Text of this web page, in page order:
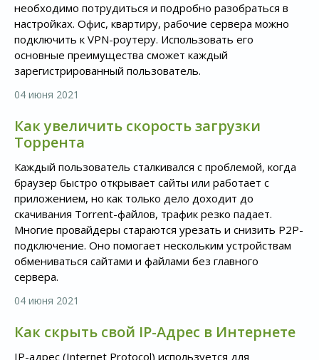
необходимо потрудиться и подробно разобраться в
настройках. Офис, квартиру, рабочие сервера можно
подключить к VPN-роутеру. Использовать его
основные преимущества сможет каждый
зарегистрированный пользователь.
04 июня 2021
Как увеличить скорость загрузки
Торрента
Каждый пользователь сталкивался с проблемой, когда
браузер быстро открывает сайты или работает с
приложением, но как только дело доходит до
скачивания Torrent-файлов, трафик резко падает.
Многие провайдеры стараются урезать и снизить P2P-
подключение. Оно помогает нескольким устройствам
обмениваться сайтами и файлами без главного
сервера.
04 июня 2021
Как скрыть свой IP-Адрес в Интернете
IP-адрес (Internet Protocol) используется для